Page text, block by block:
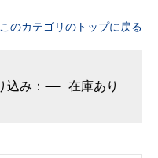
このカテゴリのトップに戻る
在庫あり